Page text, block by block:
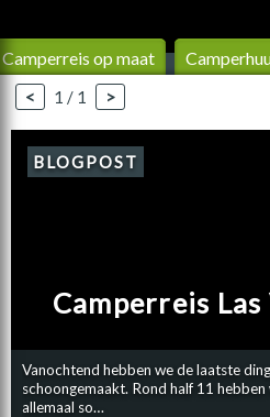
Camperreis op maat
< 1 / 1 >
Vanochtend hebben we de laatste
schoongemaakt. Rond half 11
allemaal so…
BLOGPOST
Camperreis